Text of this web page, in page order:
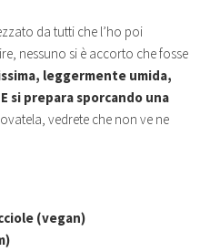
da tutti che l’ho poi
nessuno si è accorto che fosse
leggermente umida,
si prepara sporcando una
vedrete che non ve ne
(vegan)